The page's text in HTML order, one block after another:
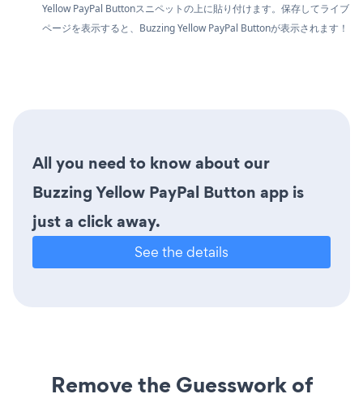
Yellow PayPal Buttonスニペットの上に貼り付けます。保存してライブ
ページを表示すると、Buzzing Yellow PayPal Buttonが表示されます！
All you need to know about our
Buzzing Yellow PayPal Button app is
just a click away.
See the details
Remove the Guesswork of